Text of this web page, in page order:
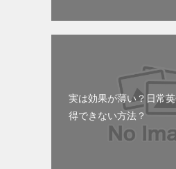
実は効果が薄い？日常
得できない方法？